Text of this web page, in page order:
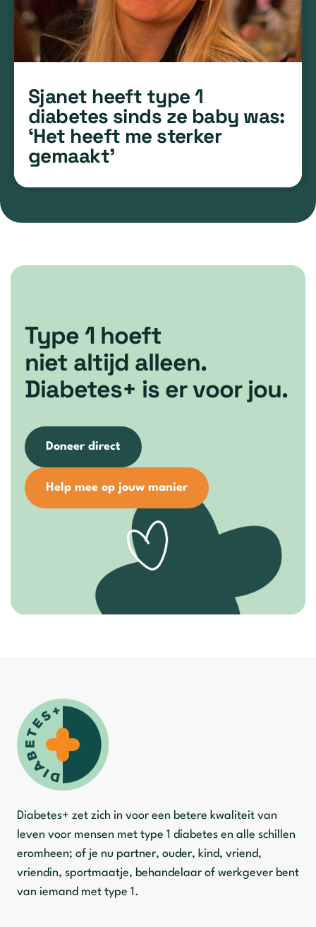
Sjanet heeft type 1
diabetes sinds ze baby was:
‘Het heeft me sterker
gemaakt’
Type 1 hoeft
niet altijd alleen.
Diabetes+ is er voor jou.
Doneer direct
Help mee op jouw manier
Diabetes+ zet zich in voor een betere kwaliteit van
leven voor mensen met type 1 diabetes en alle schillen
eromheen; of je nu partner, ouder, kind, vriend,
vriendin, sportmaatje, behandelaar of werkgever bent
van iemand met type 1.